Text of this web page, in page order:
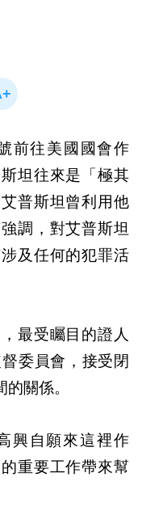
前往美國國會作
坦往來是「極其
普斯坦曾利用他
調，對艾普斯坦
及任何的犯罪活
最受矚目的證人
委員會，接受閉
關係。
興自願來這裡作
重要工作帶來幫